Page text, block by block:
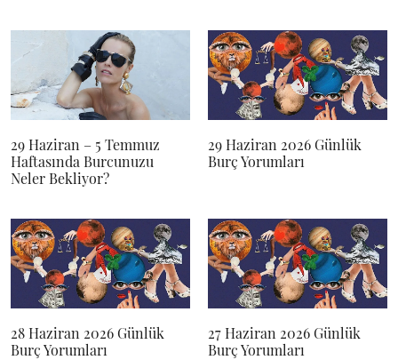
29 Haziran – 5 Temmuz
Haftasında Burcunuzu
Neler Bekliyor?
29 Haziran 2026 Günlük
Burç Yorumları
28 Haziran 2026 Günlük
Burç Yorumları
27 Haziran 2026 Günlük
Burç Yorumları